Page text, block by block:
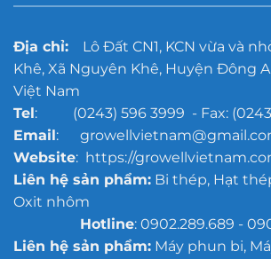
tốt
Địa chỉ:Lô Đất CN1, KCN vừa và
Khê, Xã Nguyên Khê, Huyện Đông
Việt Nam
Tel: (0243) 596 3999 - Fax: (0243)
Email:
Website: https://
Liên hệ sản phẩm:Bi thép, Hạt
Oxit nhôm
Hotline: 0902.289.689 -
Liên hệ sản phẩm:Máy phun bi,